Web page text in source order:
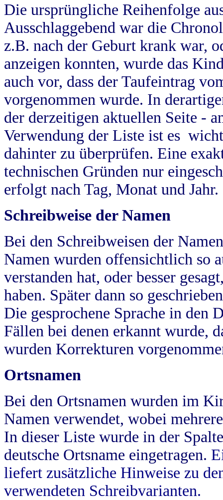
Die ursprüngliche Reihenfolge
Ausschlaggebend war die
z.B. nach der Geburt krank war,
anzeigen konnten, wurde das
auch vor, dass der Taufeintrag
vorgenommen wurde. In
der derzeitigen aktuellen Seite -
Verwendung der Liste ist es
dahinter zu überprüfen. Eine
technischen Gründen nur
erfolgt nach Tag, Monat und Jahr.
Schreibweise der Namen
Bei den Schreibweisen der
Namen wurden offensichtlich so
verstanden hat, oder besser
haben. Später dann so
Die gesprochene Sprache in
Fällen bei denen erkannt wurde,
wurden Korrekturen
Ortsnamen
Bei den Ortsnamen wurden im
Namen verwendet, wobei
In dieser Liste wurde in der
deutsche Ortsname eingetragen.
liefert zusätzliche Hinweise zu
verwendeten Schreibvarianten.